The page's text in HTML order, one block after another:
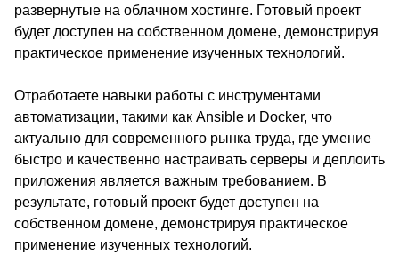
развернутые на облачном хостинге. Готовый проект
будет доступен на собственном домене, демонстрируя
практическое применение изученных технологий.
Отработаете навыки работы с инструментами
автоматизации, такими как Ansible и Docker, что
актуально для современного рынка труда, где умение
быстро и качественно настраивать серверы и деплоить
приложения является важным требованием. В
результате, готовый проект будет доступен на
собственном домене, демонстрируя практическое
применение изученных технологий.